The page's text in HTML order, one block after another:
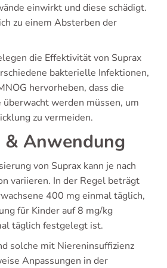
einwirkt und diese schädigt.
zu einem Absterben der
die Effektivität von Suprax
bakterielle Infektionen,
hervorheben, dass die
werden müssen, um
zu vermeiden.
& Anwendung
von Suprax kann je nach
variieren. In der Regel beträgt
400 mg einmal täglich,
für Kinder auf 8 mg/kg
täglich festgelegt ist.
solche mit Niereninsuffizienz
Anpassungen in der